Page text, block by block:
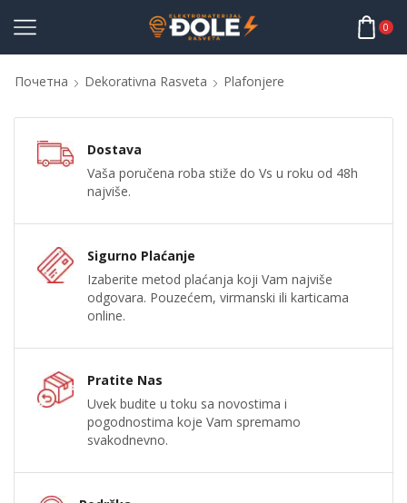
0
Почетна Dekorativna Rasveta Plafonjere
Dostava
Vaša poručena roba stiže do Vs u roku od 48h
najviše.
Sigurno Plaćanje
Izaberite metod plaćanja koji Vam najviše
odgovara. Pouzećem, virmanski ili karticama
online.
Pratite Nas
Uvek budite u toku sa novostima i
pogodnostima koje Vam spremamo
svakodnevno.